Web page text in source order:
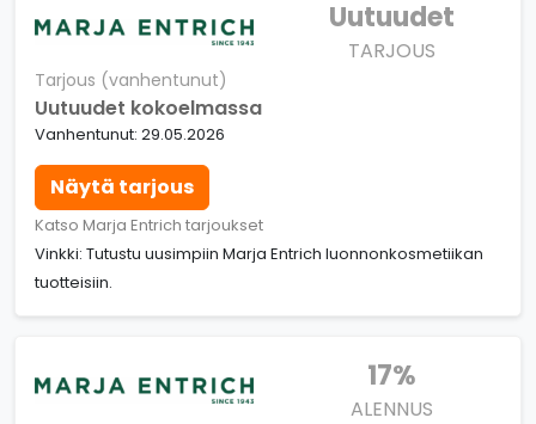
Uutuudet
TARJOUS
Tarjous (vanhentunut)
Uutuudet kokoelmassa
Vanhentunut: 29.05.2026
Näytä tarjous
Katso Marja Entrich tarjoukset
Vinkki: Tutustu uusimpiin Marja Entrich luonnonkosmetiikan
tuotteisiin.
17%
ALENNUS